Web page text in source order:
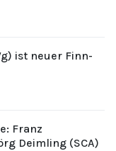
ist neuer Finn-
Franz
Deimling (SCA)